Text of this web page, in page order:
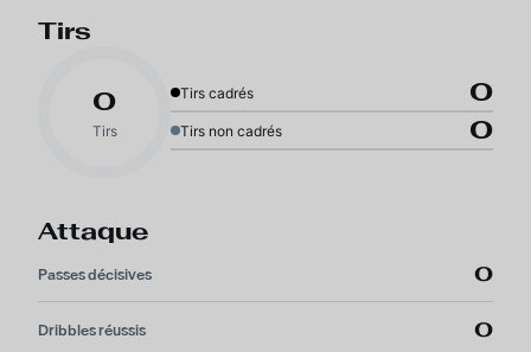
Tirs
0
Tirs
Tirs cadrés 0
Tirs non cadrés 0
Attaque
Passes décisives 0
Dribbles réussis 0